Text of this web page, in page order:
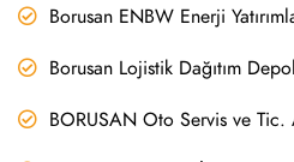
Borusan ENBW Enerji
Borusan Lojistik Dağıtım
BORUSAN Oto Servis ve Tic.